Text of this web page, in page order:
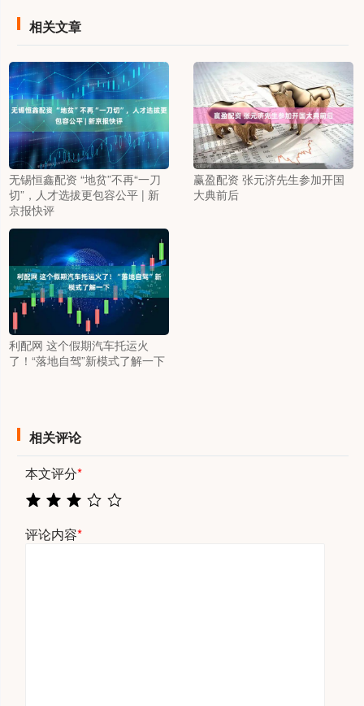
相关文章
无锡恒鑫配资 “地贫”不再“一刀
切”，人才选拔更包容公平 | 新
京报快评
赢盈配资 张元济先生参加开国
大典前后
利配网 这个假期汽车托运火
了！“落地自驾”新模式了解一下
相关评论
本文评分*
评论内容*